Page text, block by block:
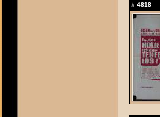
# 4818